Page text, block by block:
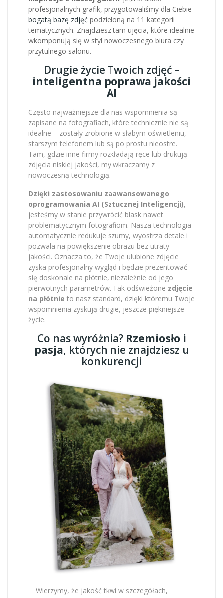
profesjonalnych grafik, przygotowaliśmy dla Ciebie
bogatą bazę zdjęć podzieloną na 11 kategorii
tematycznych. Znajdziesz tam ujęcia, które idealnie
wkomponują się w styl nowoczesnego biura czy
przytulnego salonu.
Drugie życie Twoich zdjęć –
inteligentna poprawa jakości
AI
Często najważniejsze dla nas wspomnienia są
zapisane na fotografiach, które technicznie nie są
idealne – zostały zrobione w słabym oświetleniu,
starszym telefonem lub są po prostu nieostre.
Tam, gdzie inne firmy rozkładają ręce lub drukują
zdjęcia niskiej jakości, my wkraczamy z
nowoczesną technologią.
Dzięki zastosowaniu zaawansowanego
oprogramowania AI (Sztucznej Inteligencji),
jesteśmy w stanie przywrócić blask nawet
problematycznym fotografiom. Nasza technologia
automatycznie redukuje szumy, wyostrza detale i
pozwala na powiększenie obrazu bez utraty
jakości. Oznacza to, że Twoje ulubione zdjęcie
zyska profesjonalny wygląd i będzie prezentować
się doskonale na płótnie, niezależnie od jego
pierwotnych parametrów. Tak odświeżone zdjęcie
na płótnie to nasz standard, dzięki któremu Twoje
wspomnienia zyskują drugie, jeszcze piękniejsze
życie.
Co nas wyróżnia? Rzemiosło i
pasja, których nie znajdziesz u
konkurencji
Wierzymy, że jakość tkwi w szczegółach,